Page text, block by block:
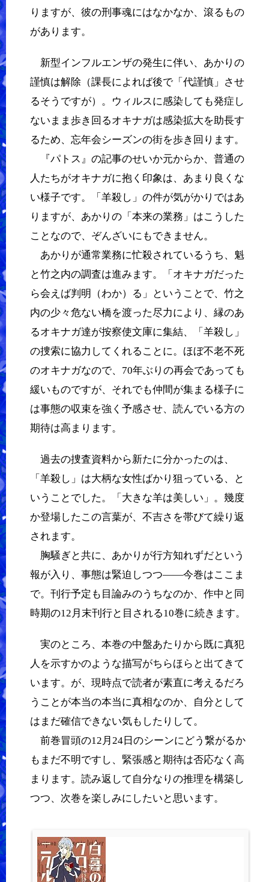
りますが、彼の刑事魂にはなかなか、滾るもの
があります。
新型インフルエンザの発生に伴い、あかりの
謹慎は解除（課長によれば後で「代謹慎」させ
るそうですが）。ウィルスに感染しても発症し
ないまま歩き回るオキナガは感染拡大を助長す
るため、忘年会シーズンの街を歩き回ります。
『パトス』の記事のせいか元からか、普通の
人たちがオキナガに抱く印象は、あまり良くな
い様子です。「羊殺し」の件が気がかりではあ
りますが、あかりの「本来の業務」はこうした
ことなので、ぞんざいにもできません。
あかりが通常業務に忙殺されているうち、魁
と竹之内の調査は進みます。「オキナガだった
ら会えば判明（わか）る」ということで、竹之
内の少々危ない橋を渡った尽力により、縁のあ
るオキナガ達が按察使文庫に集結、「羊殺し」
の捜索に協力してくれることに。ほぼ不老不死
のオキナガなので、70年ぶりの再会であっても
緩いものですが、それでも仲間が集まる様子に
は事態の収束を強く予感させ、読んでいる方の
期待は高まります。
過去の捜査資料から新たに分かったのは、
「羊殺し」は大柄な女性ばかり狙っている、と
いうことでした。「大きな羊は美しい」。幾度
か登場したこの言葉が、不吉さを帯びて繰り返
されます。
胸騒ぎと共に、あかりが行方知れずだという
報が入り、事態は緊迫しつつ――今巻はここま
で。刊行予定も目論みのうちなのか、作中と同
時期の12月末刊行と目される10巻に続きます。
実のところ、本巻の中盤あたりから既に真犯
人を示すかのような描写がちらほらと出てきて
います。が、現時点で読者が素直に考えるだろ
うことが本当の本当に真相なのか、自分として
はまだ確信できない気もしたりして。
前巻冒頭の12月24日のシーンにどう繋がるか
もまだ不明ですし、緊張感と期待は否応なく高
まります。読み返して自分なりの推理を構築し
つつ、次巻を楽しみにしたいと思います。